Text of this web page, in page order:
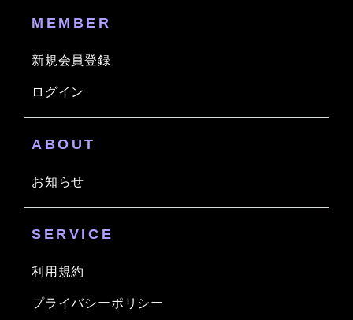
MEMBER
新規会員登録
ログイン
ABOUT
お知らせ
SERVICE
利用規約
プライバシーポリシー